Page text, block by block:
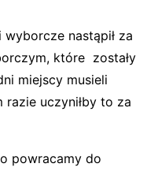
wyborcze nastąpił za
które zostały
miejscy musieli
uczyniłby to za
powracamy do